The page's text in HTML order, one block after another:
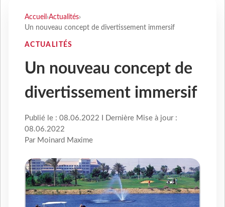
Accueil ›Actualités›
Un nouveau concept de divertissement immersif
ACTUALITÉS
Un nouveau concept de
divertissement immersif
Publié le : 08.06.2022 I Dernière Mise à jour :
08.06.2022
Par Moinard Maxime